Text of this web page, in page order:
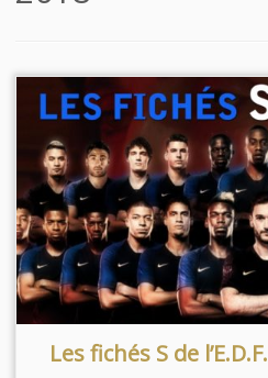
Les fichés S de l’E.D.F.